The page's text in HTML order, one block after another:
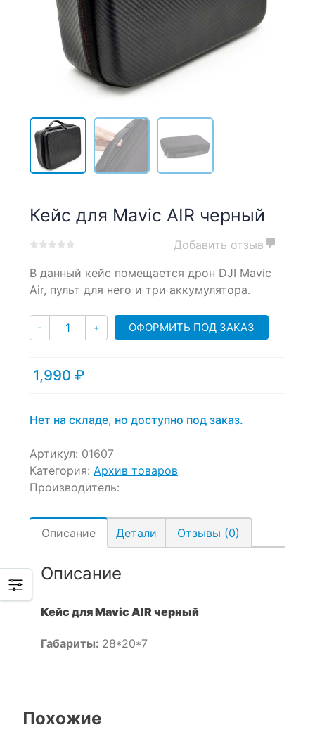
Кейс для Mavic AIR черный
out
based
ratings
Добавить отзыв
В данный кейс помещается дрон DJI Mavic
Air, пульт для него и три аккумулятора.
- Количество
+ ОФОРМИТЬ ПОД ЗАКАЗ
1,990 ₽
Нет на складе, но доступно под заказ.
Артикул: 01607
Категория: Архив товаров
Производитель:
Описание Детали Отзывы (0)
Описание
Кейс для Mavic AIR черный
Габариты: 28*20*7
Похожие